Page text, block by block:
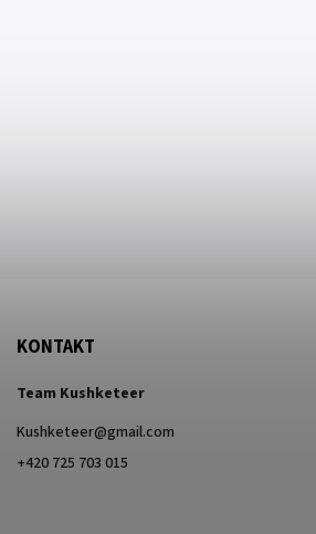
KONTAKT
Team Kushketeer
Kushketeer@gmail.com
+420 725 703 015